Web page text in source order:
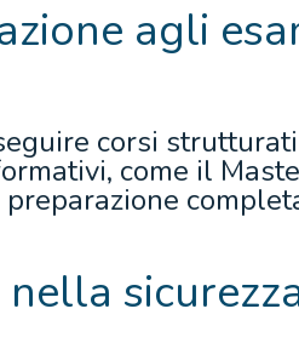
agli
corsi
come il